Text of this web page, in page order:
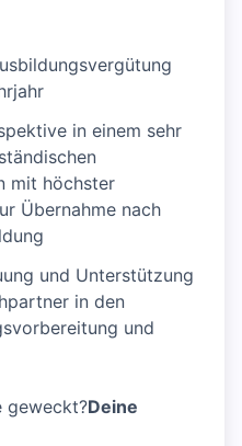
in einem sehr
mit höchster
Übernahme nach
und Unterstützung
in den
und
geweckt?Deine